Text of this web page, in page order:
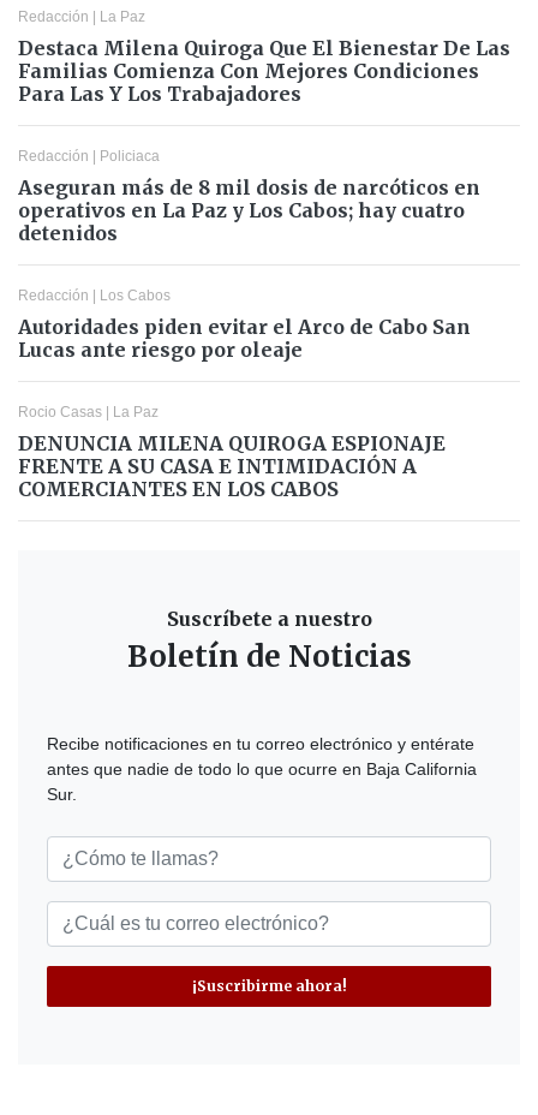
Redacción | La Paz
Destaca Milena Quiroga Que El Bienestar De Las
Familias Comienza Con Mejores Condiciones
Para Las Y Los Trabajadores
Redacción | Policiaca
Aseguran más de 8 mil dosis de narcóticos en
operativos en La Paz y Los Cabos; hay cuatro
detenidos
Redacción | Los Cabos
Autoridades piden evitar el Arco de Cabo San
Lucas ante riesgo por oleaje
Rocio Casas | La Paz
DENUNCIA MILENA QUIROGA ESPIONAJE
FRENTE A SU CASA E INTIMIDACIÓN A
COMERCIANTES EN LOS CABOS
Suscríbete a nuestro
Boletín de Noticias
Recibe notificaciones en tu correo electrónico y entérate
antes que nadie de todo lo que ocurre en Baja California
Sur.
¡Suscribirme ahora!